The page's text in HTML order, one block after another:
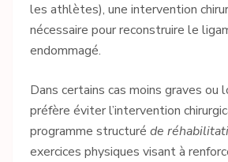
les athlètes), une intervention
nécessaire pour reconstruire le
endommagé.
Dans certains cas moins graves
préfère éviter l’intervention
programme structuré de
exercices physiques visant à